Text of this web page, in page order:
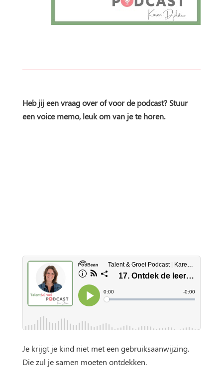
Heb jij een vraag over of voor de podcast? Stuur
een voice memo, leuk om van je te horen.
Je krijgt je kind niet met een gebruiksaanwijzing.
Die zul je samen moeten ontdekken.